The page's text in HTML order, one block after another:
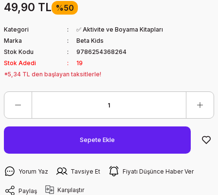
49,90 TL %50
Kategori
✅ Aktivite ve Boyama Kitapları
Marka
Beta Kids
Stok Kodu
9786254368264
Stok Adedi
19
*5,34 TL den başlayan taksitlerle!
Sepete Ekle
Yorum Yaz Tavsiye Et Fiyatı Düşünce Haber Ver
Paylaş Karşılaştır